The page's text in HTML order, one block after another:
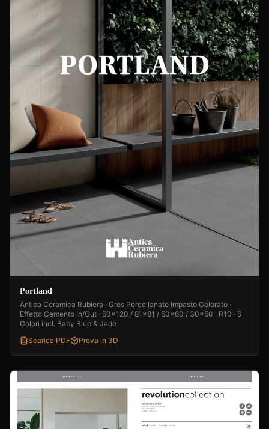
Portland
Antica Ceramica Rubiera · Gres Porcellanato Impasto Colorato ·
Effetto Cemento In/Out · 60x120 / 81x81 / 60x60 / 30x60 · R10 · 6
Colori incl. Baby Blue & Jade
Scarica PDF
Prova in 3D